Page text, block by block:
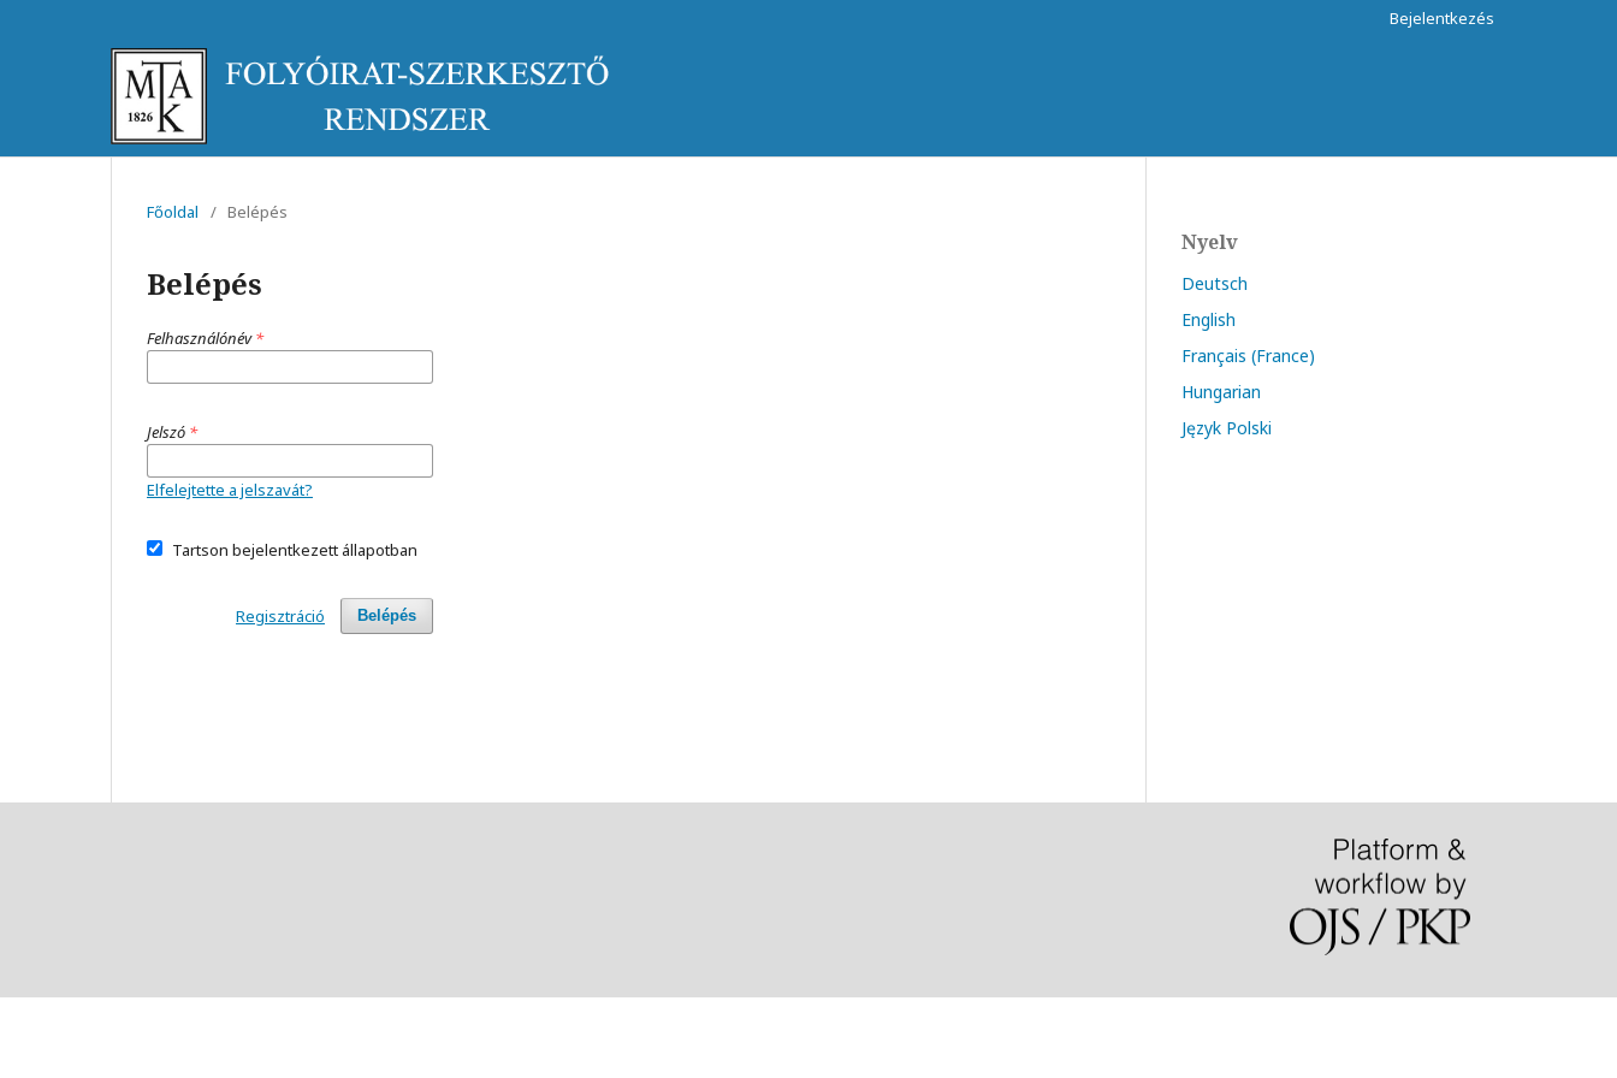
Bejelentkezés
Főoldal / Belépés
Belépés
Felhasználónév*
Jelszó *
Elfelejtette a jelszavát?
Tartson bejelentkezett állapotban
Belépés
Regisztráció
Nyelv
Deutsch
English
Français (France)
Hungarian
Język Polski